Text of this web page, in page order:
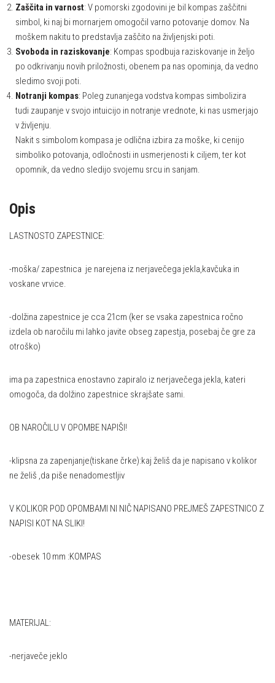
Zaščita in varnost: V pomorski zgodovini je bil kompas zaščitni
simbol, ki naj bi mornarjem omogočil varno potovanje domov. Na
moškem nakitu to predstavlja zaščito na življenjski poti.
Svoboda in raziskovanje: Kompas spodbuja raziskovanje in željo
po odkrivanju novih priložnosti, obenem pa nas opominja, da vedno
sledimo svoji poti.
Notranji kompas: Poleg zunanjega vodstva kompas simbolizira
tudi zaupanje v svojo intuicijo in notranje vrednote, ki nas usmerjajo
v življenju.
Nakit s simbolom kompasa je odlična izbira za moške, ki cenijo
simboliko potovanja, odločnosti in usmerjenosti k ciljem, ter kot
opomnik, da vedno sledijo svojemu srcu in sanjam.
Opis
LASTNOSTO ZAPESTNICE:
-moška/ zapestnica je narejena iz nerjavečega jekla,kavčuka in
voskane vrvice.
-dolžina zapestnice je cca 21cm (ker se vsaka zapestnica ročno
izdela ob naročilu mi lahko javite obseg zapestja, posebaj če gre za
otroško)
ima pa zapestnica enostavno zapiralo iz nerjavečega jekla, kateri
omogoča, da dolžino zapestnice skrajšate sami.
OB NAROČILU V OPOMBE NAPIŠI!
-klipsna za zapenjanje(tiskane črke):kaj želiš da je napisano v kolikor
ne želiš ,da piše nenadomestljiv
V KOLIKOR POD OPOMBAMI NI NIČ NAPISANO PREJMEŠ ZAPESTNICO Z
NAPISI KOT NA SLIKI!
-obesek 10 mm :KOMPAS
MATERIJAL:
-nerjaveče jeklo